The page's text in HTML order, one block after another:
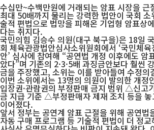
수십만~수백만원에 거래되는 암표 시장을 근
최대 50배까지 물리는 강력한 법안이 국회
술적 편법으로 법망을 피해온 기업형 암표상
다는 취지다.
국민의힘 김승수 의원(대구 북구을)은 18일
회 체육관광법안심사소위원회에서 ‘국민체
안’ 심사에 참여해 “공연법 개정 이후에도 암
았다”며 기존의 2·3·5배 과징금안보다 훨씬
금을 주장했고, 소위는 이를 받아들여 수정의
이번 소위에서는 13명의 의원이 발의한 개
입장권·관람권의 부정판매 금지 범위 △신고
금 지급 기준 △부정판매자 제재 조치 등을
이어졌다.
앞서 정부는 공연계 암표 근절을 위해 공연법
자동 구매 프로그램 등 기술적 편법이 더 정